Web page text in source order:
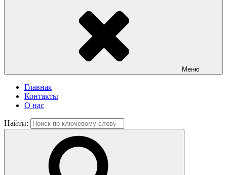
Меню
Главная
Контакты
О нас
Найти: